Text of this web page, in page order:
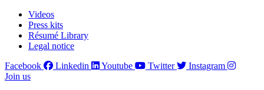
Videos
Press kits
Résumé Library
Legal notice
Facebook
Linkedin Youtube Twitter
Instagram
Join us